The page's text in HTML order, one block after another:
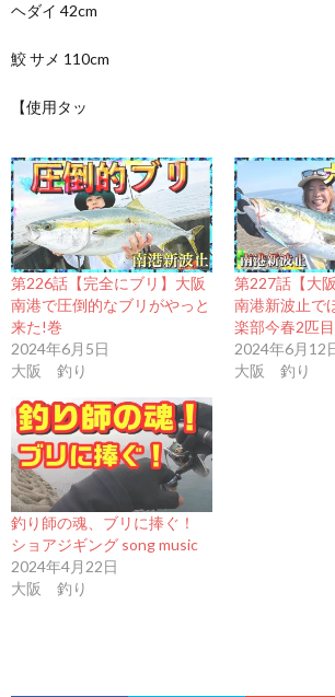
ヘダイ 42cm
鮫 サメ 110cm
【使用タッ
第226話【完全にブリ】大阪
南港で圧倒的なブリがやっと
来た!巻
2024年6月5日
大阪 釣り
第227話【大
南港新波止で
楽部今春2匹
2024年6月12
大阪 釣り
釣り師の魂、ブリに捧ぐ！
ショアジギング song music
2024年4月22日
大阪 釣り